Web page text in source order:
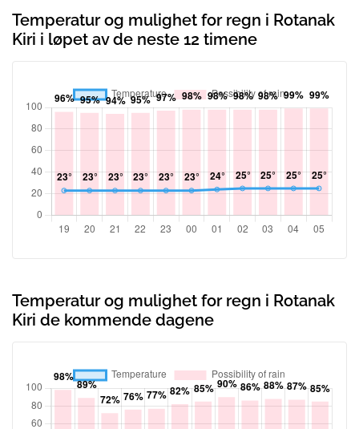
Temperatur og mulighet for regn i Rotanak
Kiri i løpet av de neste 12 timene
Temperatur og mulighet for regn i Rotanak
Kiri de kommende dagene